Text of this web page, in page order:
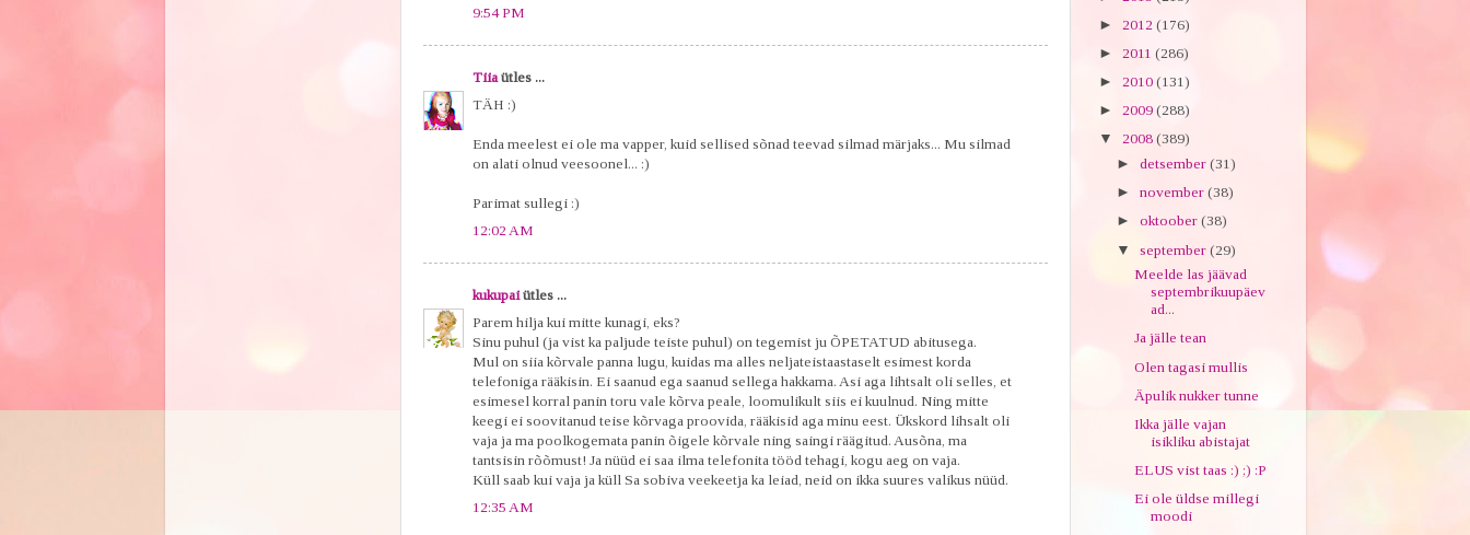
9:54 PM
Tiiaütles ...
TÄH :)
Enda meelest ei ole ma vapper, kuid sellised sõnad teevad silmad märjaks... Mu silmad
on alati olnud veesoonel... :)
Parimat sullegi :)
12:02 AM
kukupaiütles ...
Parem hilja kui mitte kunagi, eks?
Sinu puhul (ja vist ka paljude teiste puhul) on tegemist ju ÕPETATUD abitusega.
Mul on siia kõrvale panna lugu, kuidas ma alles neljateistaastaselt esimest korda
telefoniga rääkisin. Ei saanud ega saanud sellega hakkama. Asi aga lihtsalt oli selles, et
esimesel korral panin toru vale kõrva peale, loomulikult siis ei kuulnud. Ning mitte
keegi ei soovitanud teise kõrvaga proovida, rääkisid aga minu eest. Ükskord lihsalt oli
vaja ja ma poolkogemata panin õigele kõrvale ning saingi räägitud. Ausõna, ma
tantsisin rõõmust! Ja nüüd ei saa ilma telefonita tööd tehagi, kogu aeg on vaja.
Küll saab kui vaja ja küll Sa sobiva veekeetja ka leiad, neid on ikka suures valikus nüüd.
12:35 AM
► 2012 (176)
► 2011 (286)
► 2010 (131)
► 2009 (288)
▼ 2008 (389)
► detsember (31)
► november (38)
► oktoober (38)
▼ september (29)
Meelde las jäävad
septembrikuupäev
ad...
Ja jälle tean
Olen tagasi mullis
Äpulik nukker tunne
Ikka jälle vajan
isikliku abistajat
ELUS vist taas :) ;) :P
Ei ole üldse millegi
moodi